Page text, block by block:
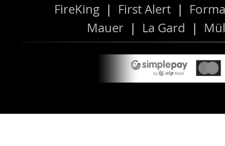
FireKing | First Alert |
Mauer | La Gard |